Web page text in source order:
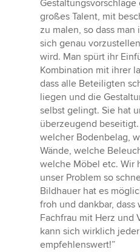
großes Talent, mit
zu malen, so dass
sich genau
wird. Man spürt ihr
Kombination mit ihrer
dass alle Beteiligten
liegen und die
selbst gelingt. Sie hat
überzeugend
welcher Bodenbelag,
Wände, welche
welche Möbel etc. Wir
unser Problem so
Bildhauer hat es
froh und dankbar,
Fachfrau mit Herz und
kann sich wirklich
empfehlenswert!”